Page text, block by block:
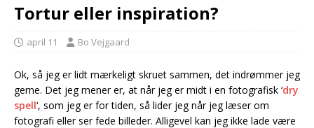
Tortur eller inspiration?
april 11 Bo Vejgaard
Ok, så jeg er lidt mærkeligt skruet sammen, det indrømmer jeg
gerne. Det jeg mener er, at når jeg er midt i en fotografisk ‘dry
spell‘, som jeg er for tiden, så lider jeg når jeg læser om
fotografi eller ser fede billeder. Alligevel kan jeg ikke lade være